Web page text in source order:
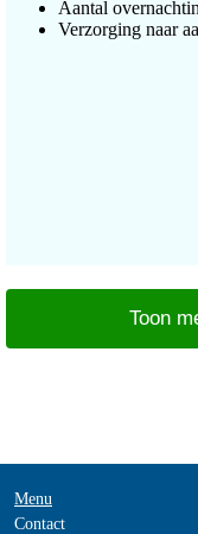
Aantal
Verzorging naar
Toon
Menu
Contact